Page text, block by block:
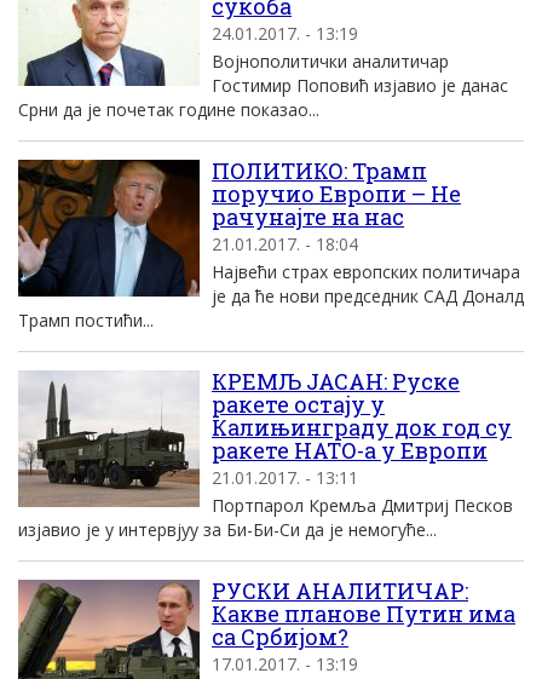
сукоба
24.01.2017. - 13:19
Војнополитички аналитичар
Гостимир Поповић изјавио је данас
Срни да је почетак године показао...
ПОЛИТИКО: Трамп
поручио Европи – Не
рачунајте на нас
21.01.2017. - 18:04
Највећи страх европских политичара
је да ће нови председник САД Доналд
Трамп постићи...
КРЕМЉ ЈАСАН: Руске
ракете остају у
Калињинграду док год су
ракете НАТО-а у Европи
21.01.2017. - 13:11
Портпарол Кремља Дмитриј Песков
изјавио је у интервјуу за Би-Би-Си да је немогуће...
РУСКИ АНАЛИТИЧАР:
Какве планове Путин има
са Србијом?
17.01.2017. - 13:19